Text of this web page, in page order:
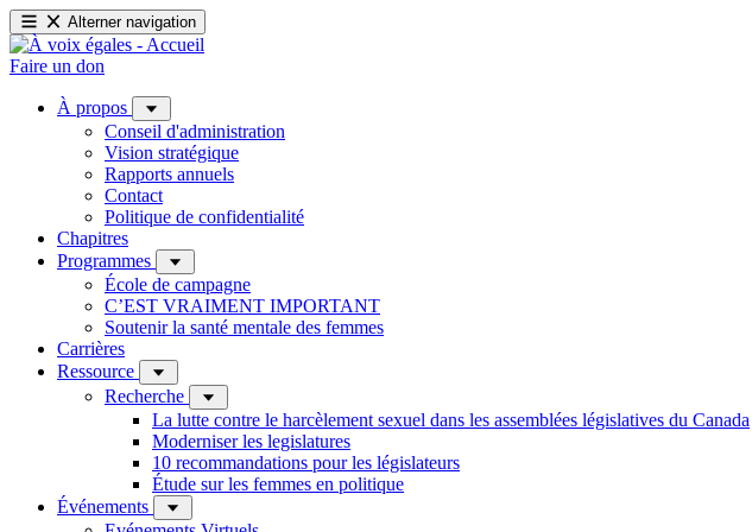
Alterner navigation
Faire un don
À propos
Conseil d'administration
Vision stratégique
Rapports annuels
Contact
Politique de confidentialité
Chapitres
Programmes
École de campagne
C’EST VRAIMENT IMPORTANT
Soutenir la santé mentale des femmes
Carrières
Ressource
Recherche
La lutte contre le harcèlement sexuel dans les assemblées législatives du Canada
Moderniser les legislatures
10 recommandations pour les législateurs
Étude sur les femmes en politique
Événements